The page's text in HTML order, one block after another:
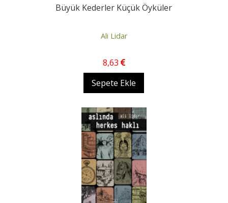
Büyük Kederler Küçük Öyküler
Ali Lidar
8,63
Sepete Ekle